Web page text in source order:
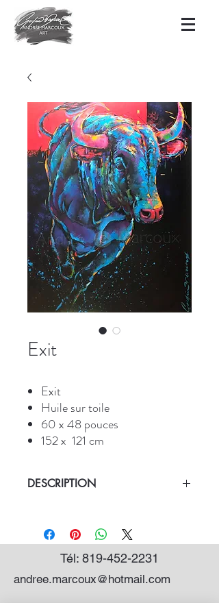
Exit
Exit
Huile sur toile
60 x 48 pouces
152 x 121 cm
DESCRIPTION
* Peinture d'un taureau coloré
* Symbolise la fuite de la terreur d'une
corrida, la liberté.
Tél: 819-452-2231
andree.marcoux@hotmail.com